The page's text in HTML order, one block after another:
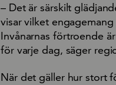
– Det är särskilt
visar vilket
Invånarnas förtroende
för varje dag, säger
När det gäller hur stort